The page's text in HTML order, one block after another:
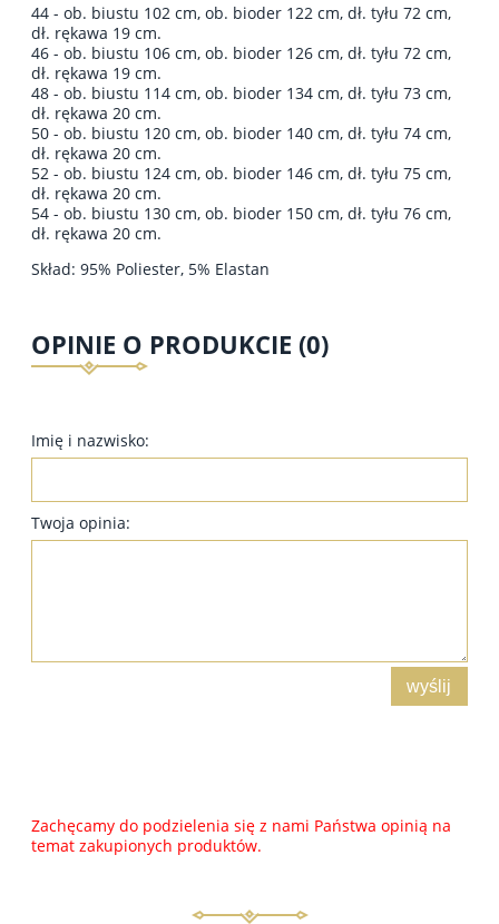
44 - ob. biustu 102 cm, ob. bioder 122 cm, dł. tyłu 72 cm,
dł. rękawa 19 cm.
46 - ob. biustu 106 cm, ob. bioder 126 cm, dł. tyłu 72 cm,
dł. rękawa 19 cm.
48 - ob. biustu 114 cm, ob. bioder 134 cm, dł. tyłu 73 cm,
dł. rękawa 20 cm.
50 - ob. biustu 120 cm, ob. bioder 140 cm, dł. tyłu 74 cm,
dł. rękawa 20 cm.
52 - ob. biustu 124 cm, ob. bioder 146 cm, dł. tyłu 75 cm,
dł. rękawa 20 cm.
54 - ob. biustu 130 cm, ob. bioder 150 cm, dł. tyłu 76 cm,
dł. rękawa 20 cm.
Skład: 95% Poliester, 5% Elastan
OPINIE O PRODUKCIE (0)
Imię i nazwisko:
Twoja opinia:
wyślij
Zachęcamy do podzielenia się z nami Państwa opinią na
temat zakupionych produktów.